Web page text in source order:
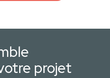
projet